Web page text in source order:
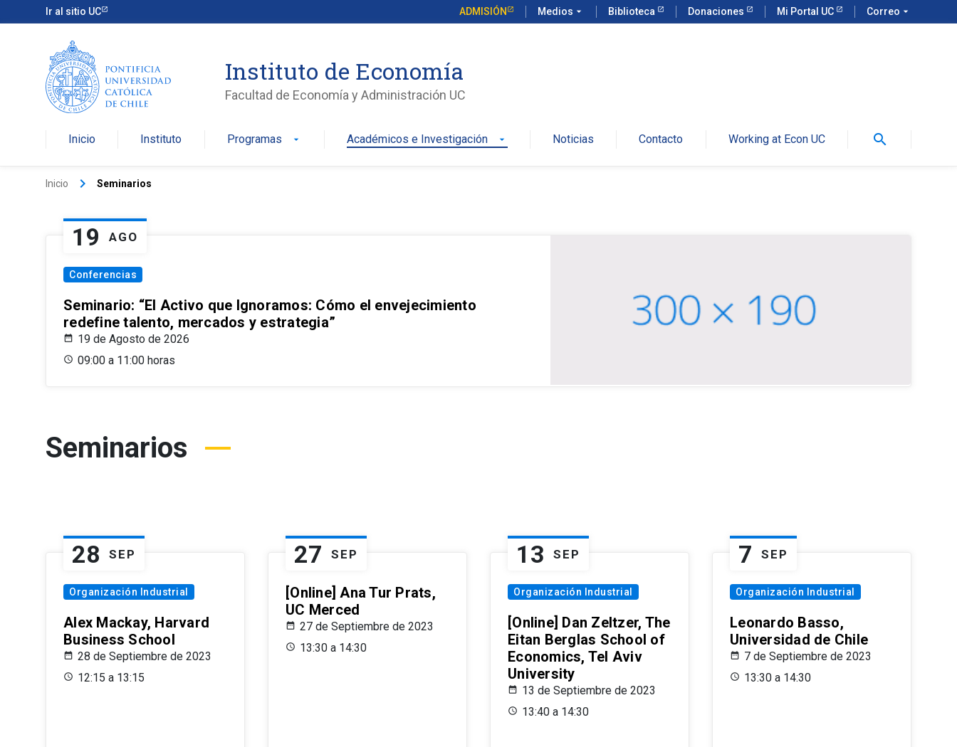
Ir al sitio UC ADMISIÓN Medios arrow_drop_down Biblioteca Donaciones Mi Portal UC Correo arrow_drop_down
Instituto de Economía
Facultad de Economía y Administración UC
Inicio Instituto Programas arrow_drop_down Académicos e Investigación arrow_drop_down Noticias Contacto Working at Econ UC search
Inicio keyboard_arrow_right Seminarios
19 AGO
Conferencias
Seminario: “El Activo que Ignoramos: Cómo el envejecimiento
redefine talento, mercados y estrategia”
19 de Agosto de 2026
09:00 a 11:00 horas
Seminarios
28 SEP
Organización Industrial
Alex Mackay, Harvard
Business School
28 de Septiembre de 2023
12:15 a 13:15
27 SEP
[Online] Ana Tur Prats,
UC Merced
27 de Septiembre de 2023
13:30 a 14:30
13 SEP
Organización Industrial
[Online] Dan Zeltzer, The
Eitan Berglas School of
Economics, Tel Aviv
University
13 de Septiembre de 2023
13:40 a 14:30
7 SEP
Organización Industrial
Leonardo Basso,
Universidad de Chile
7 de Septiembre de 2023
13:30 a 14:30